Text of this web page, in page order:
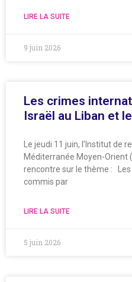
LIRE LA SUITE
9 juin 2026
Les crimes
Israël au Liban et
Le jeudi 11 juin, l’Institut de
Méditerranée Moyen-Orient
rencontre sur le thème :
commis par
LIRE LA SUITE
5 juin 2026